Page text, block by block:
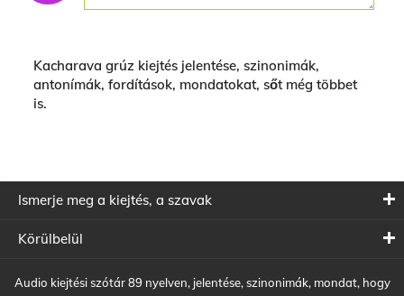
Kacharava grúz kiejtés jelentése, szinonimák,
antonímák, fordítások, mondatokat, sőt még többet
is.
Ismerje meg a kiejtés, a szavak
Körülbelül
Audio kiejtési szótár 89 nyelven, jelentése, szinonimák, mondat, hogy